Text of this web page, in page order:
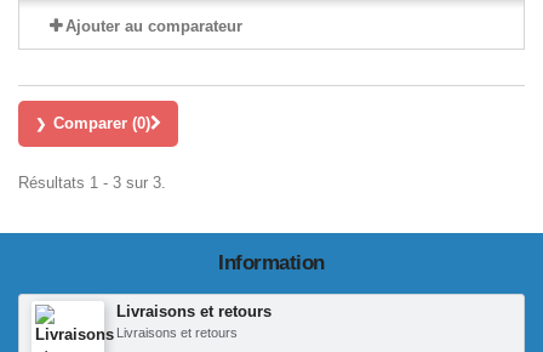
Ajouter au comparateur
Comparer (0)
Résultats 1 - 3 sur 3.
Information
Livraisons et retours
Livraisons et retours